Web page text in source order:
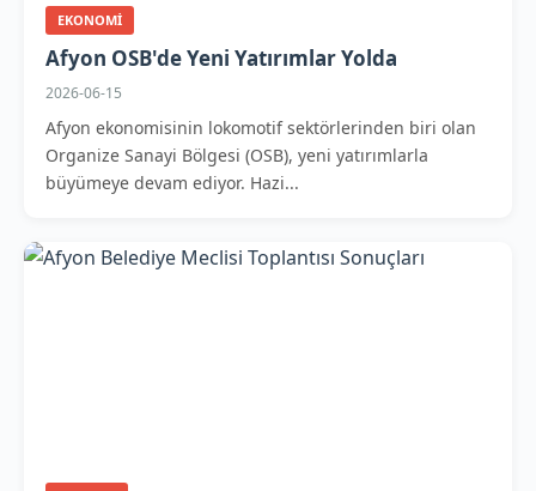
EKONOMI
Afyon OSB'de Yeni Yatırımlar Yolda
2026-06-15
Afyon ekonomisinin lokomotif sektörlerinden biri olan
Organize Sanayi Bölgesi (OSB), yeni yatırımlarla
büyümeye devam ediyor. Hazi...